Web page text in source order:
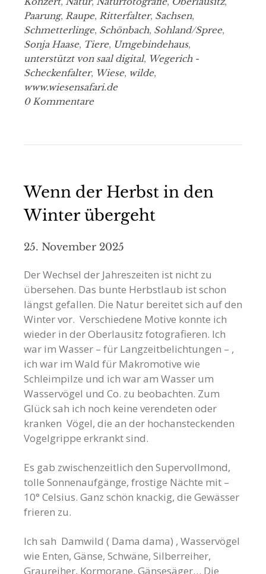
Paarung, Raupe, Ritterfalter, Sachsen,
Schmetterlinge, Schönbach, Sohland/Spree,
Sonja Haase, Tiere, Umgebindehaus,
unterstützt von saal digital, Wegerich -
Scheckenfalter, Wiese, wilde,
www.wiesensafari.de
0 Kommentare
Wenn der Herbst in den
Winter übergeht
25. November 2025
Der Wechsel der Jahreszeiten ist nicht zu
übersehen. Das bunte Herbstlaub ist schon
längst gefallen. Die Natur bereitet sich auf den
Winter vor. Verschiedene Motive konnte ich
wieder in der Oberlausitz fotografieren. Ich
war im Wasser – für Langzeitbelichtungen – ,
ich war im Wald für Makromotive wie
Schleimpilze und ich war am Wasser um
Wasservögel und Co. zu beobachten. Zum
Glück sah ich noch keine verendeten oder
kranken Vögel, die an der hochansteckenden
Vogelgrippe erkrankt sind.
Es gab zwischenzeitlich den Supervollmond,
tolle Sonnenaufgänge, frostige Nächte mit –
10° Celsius. Ganz schön knackig, die Gewässer
frieren zu.
Ich sah Damwild ( Dama dama) , Wasservögel
wie Enten, Gänse, Schwäne, Silberreiher,
Graureiher, Kormorane, Gänsesäger… Die